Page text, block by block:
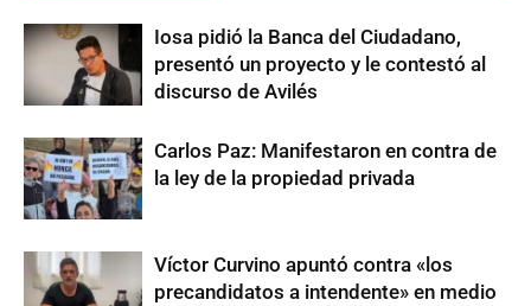
Iosa pidió la Banca del Ciudadano,
presentó un proyecto y le contestó al
discurso de Avilés
Carlos Paz: Manifestaron en contra de
la ley de la propiedad privada
Víctor Curvino apuntó contra «los
precandidatos a intendente» en medio